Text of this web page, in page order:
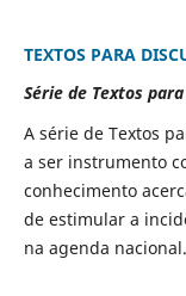
TEXTOS PARA
Série de Textos
A série de Textos
a ser instrumento
conhecimento
de estimular a
na agenda nacional.